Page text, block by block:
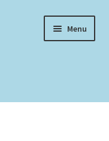
Menu